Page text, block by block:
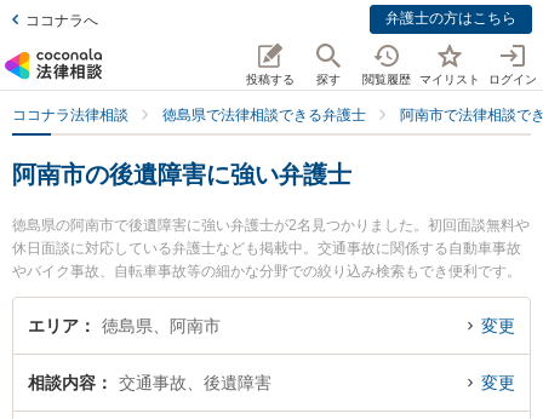
ココナラへ 弁護士の方はこちら
投稿する 探す 閲覧履歴 マイリスト ログイン
ココナラ法律相談 徳島県で法律相談できる弁護士 阿南市で法律相談で
阿南市の後遺障害に強い弁護士
徳島県の阿南市で後遺障害に強い弁護士が2名見つかりました。初回面談無料や
休日面談に対応している弁護士なども掲載中。交通事故に関係する自動車事故
やバイク事故、自転車事故等の細かな分野での絞り込み検索もでき便利です。
特にパシィフィコ法律事務所の大八木 孝弁護士やあなん共同法律事務所の立石
量彦弁護士のプロフィール情報や弁護士費用、強みなどが注目されています。
『初回相談無料で後遺障害を法律相談できる阿南市内の弁護士に相談予約した
い』などでお困りの相談者さんにおすすめです。
エリア 徳島県、阿南市 変更
相談内容 交通事故、後遺障害 変更